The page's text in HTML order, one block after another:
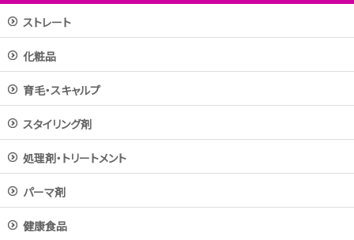
ストレート
化粧品
育毛・スキャルプ
スタイリング剤
処理剤・トリートメント
パーマ剤
健康食品